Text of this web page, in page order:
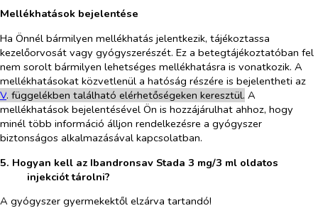
Mellékhatások bejelentése
Ha Önnél bármilyen mellékhatás jelentkezik, tájékoztassa
kezelőorvosát vagy gyógyszerészét. Ez a betegtájékoztatóban fel
nem sorolt bármilyen lehetséges mellékhatásra is vonatkozik. A
mellékhatásokat közvetlenül a hatóság részére is bejelentheti az
V. függelékben található elérhetőségeken keresztül. A
mellékhatások bejelentésével Ön is hozzájárulhat ahhoz, hogy
minél több információ álljon rendelkezésre a gyógyszer
biztonságos alkalmazásával kapcsolatban.
5. Hogyan kell az Ibandronsav Stada 3 mg/3 ml oldatos
injekciót tárolni?
A gyógyszer gyermekektől elzárva tartandó!